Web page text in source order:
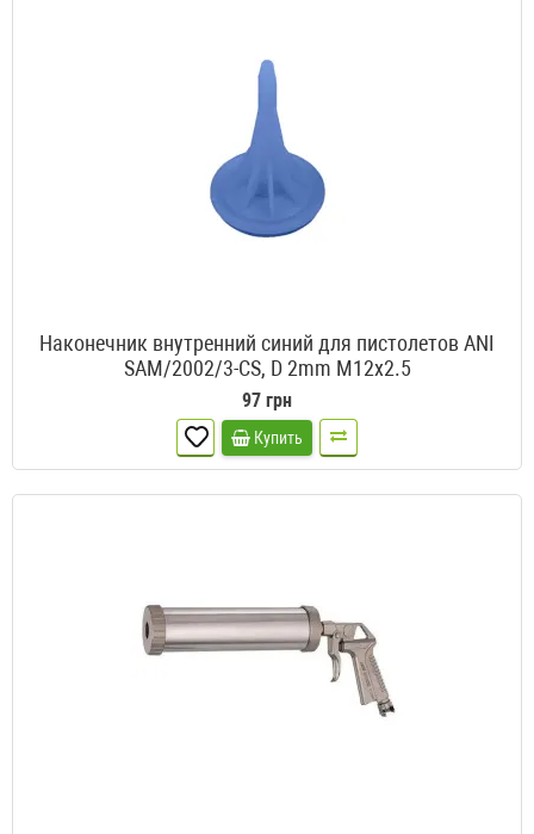
Наконечник внутренний синий для пистолетов ANI
SAM/2002/3-CS, D 2mm M12x2.5
97 грн
Купить